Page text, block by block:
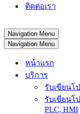
ติดต่อเรา
Navigation Menu
Navigation Menu
หน้าแรก
บริการ
รับเขียนโ
รับเขียนโ
PLC, HMI